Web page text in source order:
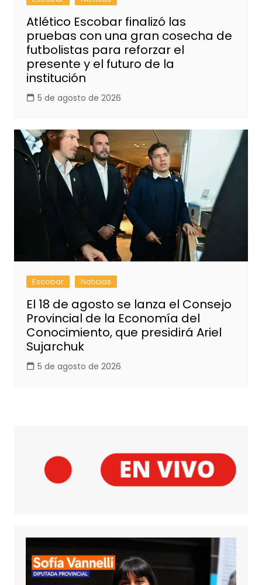
Atlético Escobar finalizó las
pruebas con una gran cosecha de
futbolistas para reforzar el
presente y el futuro de la
institución
5 de agosto de 2026
Escobar Noticias
El 18 de agosto se lanza el Consejo
Provincial de la Economía del
Conocimiento, que presidirá Ariel
Sujarchuk
5 de agosto de 2026